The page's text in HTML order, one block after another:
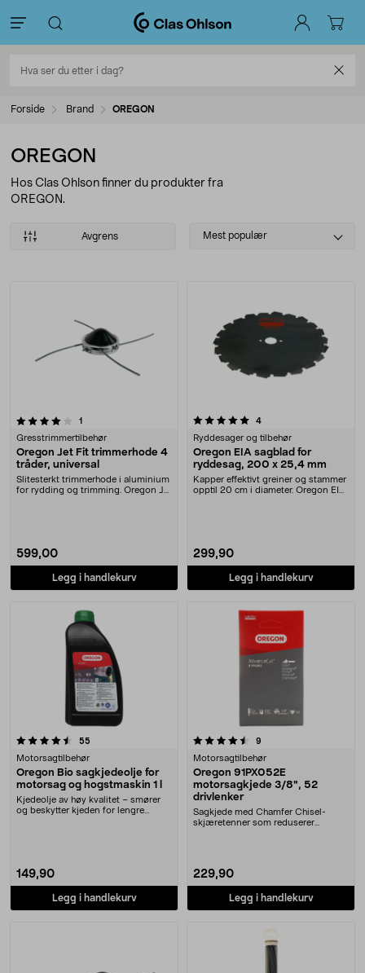
Forside Brand OREGON
OREGON
Hos Clas Ohlson finner du produkter fra
OREGON.
Avgrens
Select
Mest populær
1
Gresstrimmertilbehør
Oregon Jet Fit trimmerhode 4
tråder, universal
Slitesterkt trimmerhode i aluminium
for rydding og trimming. Oregon Jet
599,00
Legg i handlekurv
5.0 av 5 stjerner 4anmeldelser
Ryddesager og tilbehør
Oregon EIA sagblad for
ryddesag, 200 x 25,4 mm
Kapper effektivt greiner og stammer
opptil 20 cm i diameter. Oregon EIA
299,90
Legg i handlekurv
55
Motorsagtilbehør
Oregon Bio sagkjedeolje for
motorsag og hogstmaskin 1 l
Kjedeolje av høy kvalitet – smører
og beskytter kjeden for lengre
149,90
Legg i handlekurv
4.5 av 5 stjerner 9
Motorsagtilbehør
Oregon 91PX052E
motorsagkjede 3/8", 52
drivlenker
Sagkjede med Chamfer Chisel-
skjæretenner som reduserer
229,90
Legg i handlekurv